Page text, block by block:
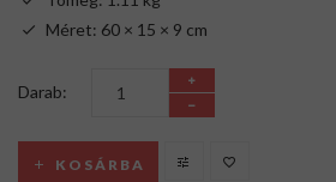
Méret: 60 × 15 × 9 cm
Darab:
KOSÁRBA